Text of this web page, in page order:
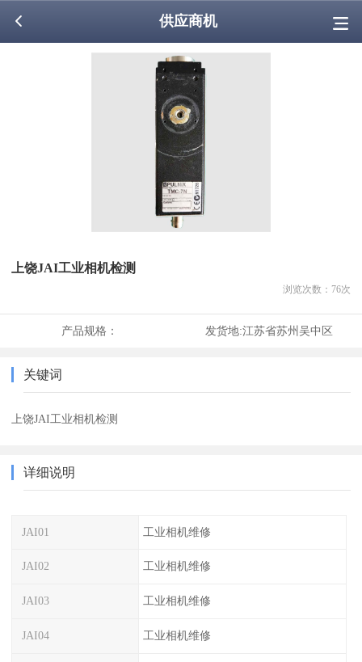
供应商机
上饶JAI工业相机检测
浏览次数： 76次
产品规格： 发货地:江苏省苏州吴中区
关键词
上饶JAI工业相机检测
详细说明
JAI01 工业相机维修
JAI02 工业相机维修
JAI03 工业相机维修
JAI04 工业相机维修